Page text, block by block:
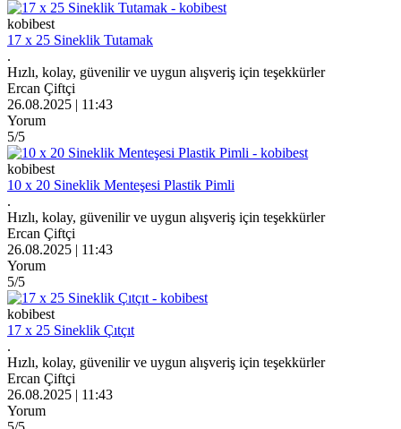
kobibest
17 x 25 Sineklik Tutamak
.
Hızlı, kolay, güvenilir ve uygun alışveriş için teşekkürler
Ercan Çiftçi
26.08.2025 | 11:43
Yorum
5/5
kobibest
10 x 20 Sineklik Menteşesi Plastik Pimli
.
Hızlı, kolay, güvenilir ve uygun alışveriş için teşekkürler
Ercan Çiftçi
26.08.2025 | 11:43
Yorum
5/5
kobibest
17 x 25 Sineklik Çıtçıt
.
Hızlı, kolay, güvenilir ve uygun alışveriş için teşekkürler
Ercan Çiftçi
26.08.2025 | 11:43
Yorum